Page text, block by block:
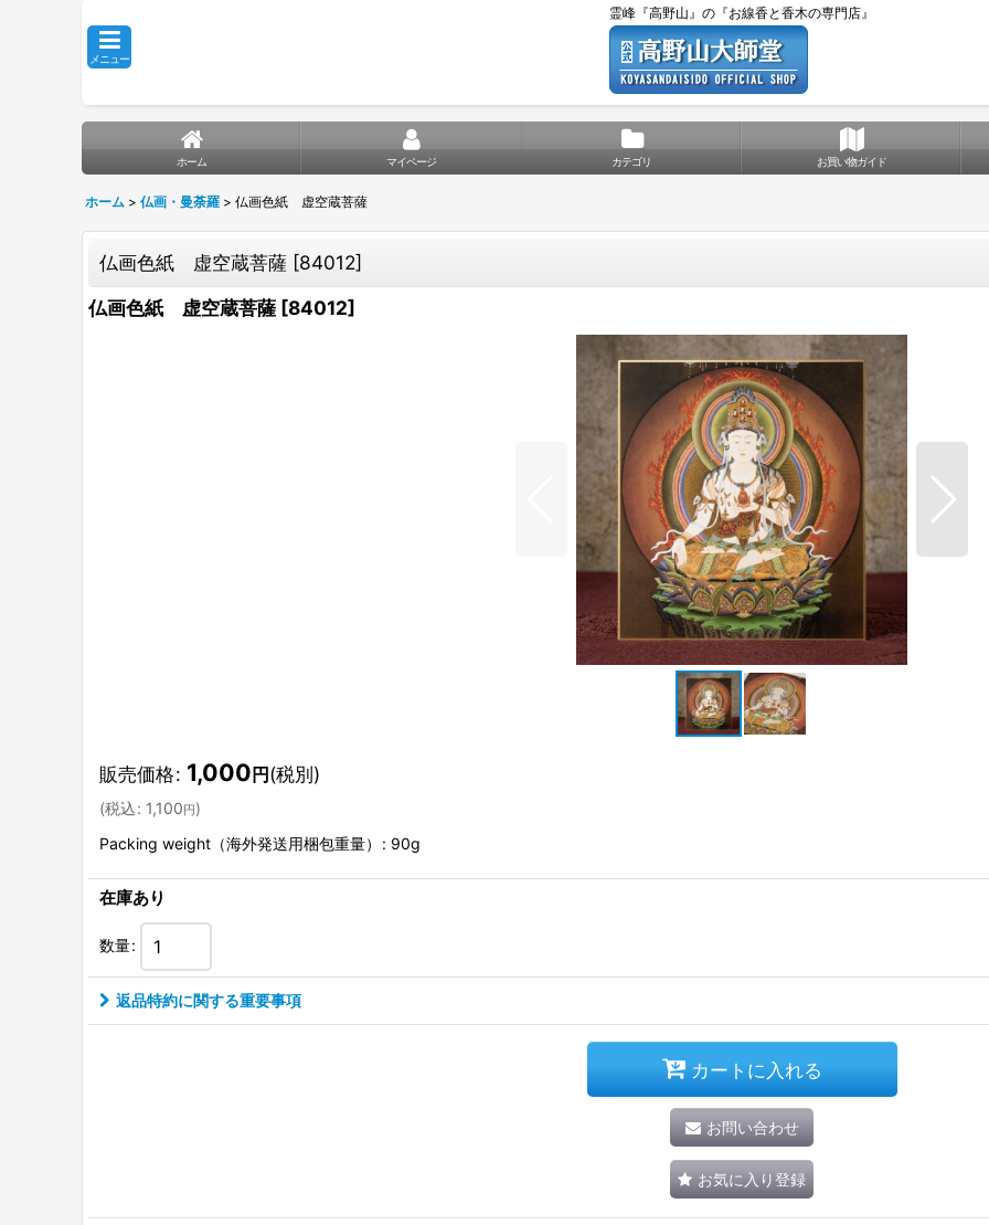
霊峰『高野山』の『お線香と香木の専門店』
メニュー
ホーム マイページ カテゴリ お買い物ガイド
ホーム > 仏画・曼荼羅 > 仏画色紙 虚空蔵菩薩
仏画色紙 虚空蔵菩薩 [84012]
仏画色紙 虚空蔵菩薩 [84012]
販売価格: 1,000 円 (税別)
(税込: 1,100円)
Packing weight（海外発送用梱包重量）
: 90g
在庫あり
数量:
返品特約に関する重要事項
カートに入れる
お問い合わせ
お気に入り登録